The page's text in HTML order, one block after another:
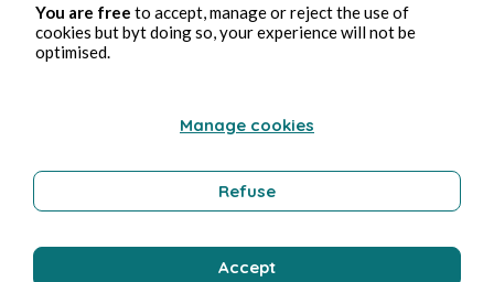
Le cri du paon
You are free to accept, manage or reject the use of
cookies but byt doing so, your experience will not be
optimised.
Manage cookies
Refuse
Accept